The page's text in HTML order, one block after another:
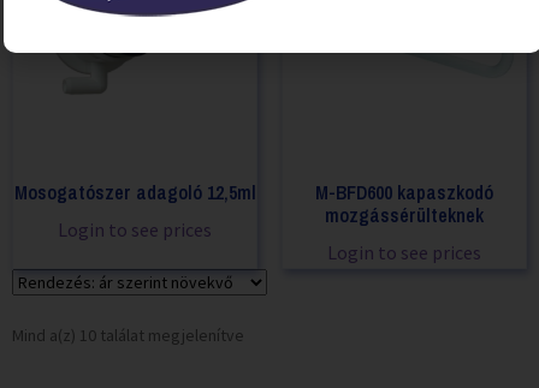
Mosogatószer adagoló 12,5ml
Login to see prices
M-BFD600 kapaszkodó
mozgássérülteknek
Login to see prices
Mind a(z) 10 találat megjelenítve